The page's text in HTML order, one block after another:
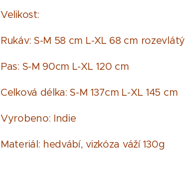
Velikost:
Rukáv: S-M 58 cm L-XL 68 cm rozevlátý
Pas: S-M 90cm L-XL 120 cm
Celková délka: S-M 137cm L-XL 145 cm
Vyrobeno: Indie
Materiál: hedvábí, vizkóza váží 130g